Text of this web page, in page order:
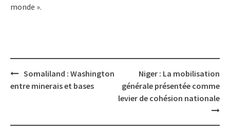
monde ».
Post
navigation
Somaliland : Washington
entre minerais et bases
Niger : La mobilisation
générale présentée comme
levier de cohésion nationale